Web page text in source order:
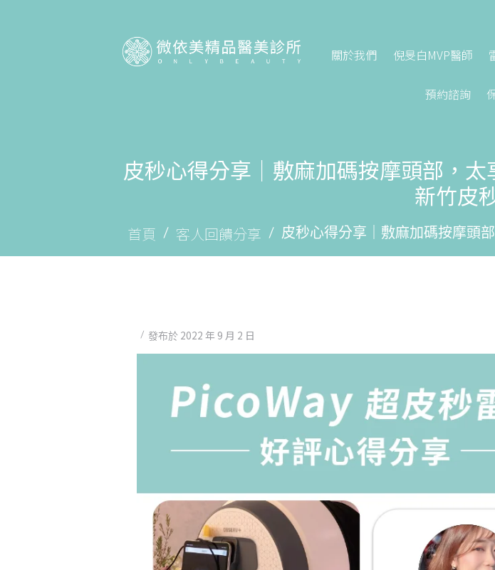
關於我們 倪旻白MVP醫師
預約諮詢
皮秒心得分享｜敷麻加碼按摩頭部，太
新竹皮
首頁 客人回饋分享 皮秒心得分享｜敷麻加碼按摩頭
發布於 2022 年 9 月 2 日